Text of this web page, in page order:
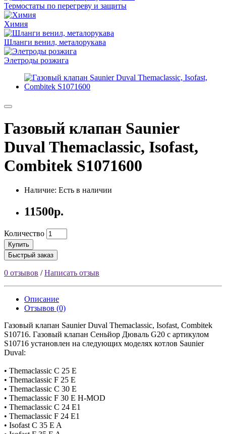
Термостаты по перегреву и защиты
Химия
Шланги венил, металорукава
Элетроды розжига
Газовый клапан Saunier
Duval Themaclassic, Isofast,
Combitek S1071600
Наличие: Есть в наличии
11500р.
Количество
Купить
Быстрый заказ
0 отзывов /Написать отзыв
Описание
Отзывов (0)
Газовый клапан Saunier Duval Themaclassic, Isofast, Combitek
S10716. Газовый клапан Сеньйор Дюваль G20 с артикулом
S10716 установлен на следующих моделях котлов Saunier
Duval:
• Themaclassic C 25 E
• Themaclassic F 25 E
• Themaclassic C 30 E
• Themaclassic F 30 E H-MOD
• Themaclassic C 24 E1
• Themaclassic F 24 E1
• Isofast С 35 E A